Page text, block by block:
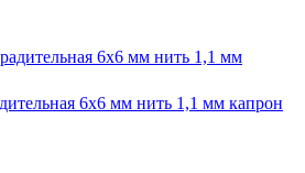
6х6 мм нить 1,1 мм капрон